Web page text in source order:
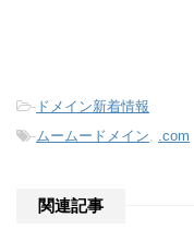
- ドメイン新着情報
-ムームードメイン, .com
関連記事